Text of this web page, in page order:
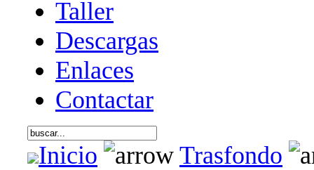
Taller
Descargas
Enlaces
Contactar
Inicio
Trasfondo